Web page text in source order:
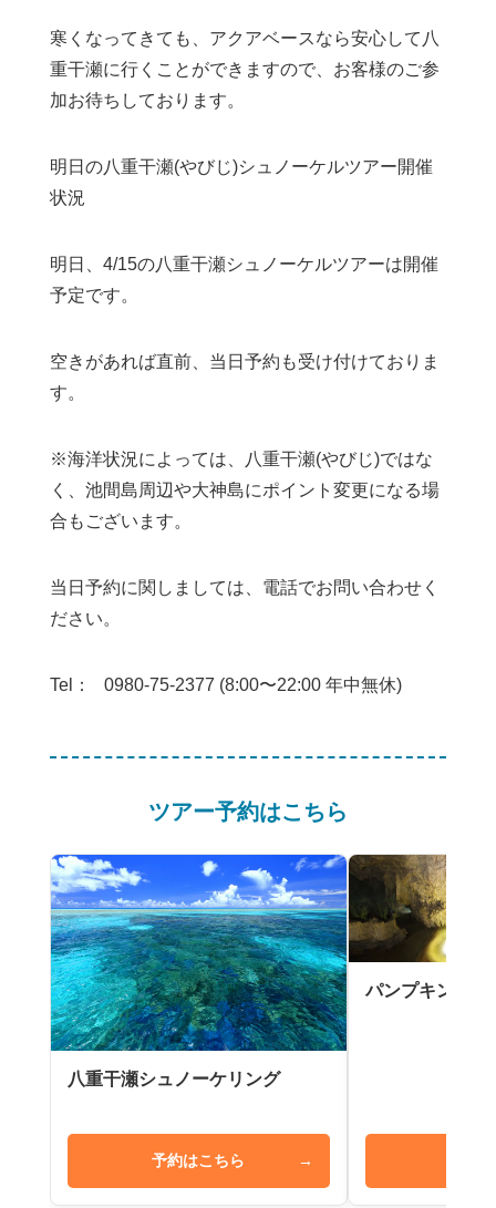
寒くなってきても、アクアベースなら安心して八
重干瀬に行くことができますので、お客様のご参
加お待ちしております。
明日の八重干瀬(やびじ)シュノーケルツアー開催
状況
明日、4/15の八重干瀬シュノーケルツアーは開催
予定です。
空きがあれば直前、当日予約も受け付けておりま
す。
※海洋状況によっては、八重干瀬(やびじ)ではな
く、池間島周辺や大神島にポイント変更になる場
合もございます。
当日予約に関しましては、電話でお問い合わせく
ださい。
Tel： 0980-75-2377 (8:00〜22:00 年中無休)
ツアー予約はこちら
八重干瀬シュノーケリング
予約はこちら →
パンプキン鍾乳